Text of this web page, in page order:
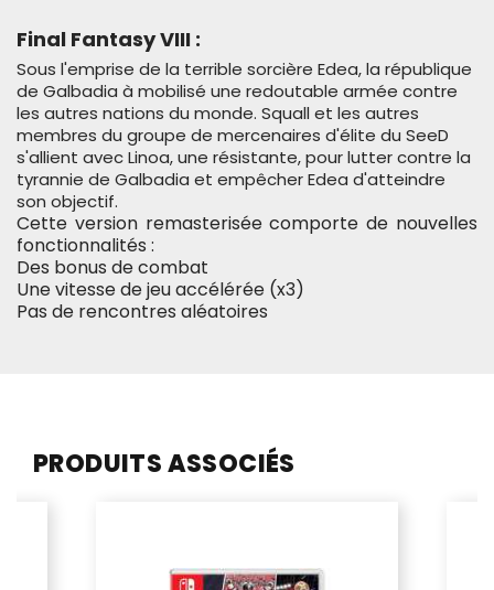
Final Fantasy VIII :
Sous l'emprise de la terrible sorcière Edea, la république
de Galbadia à mobilisé une redoutable armée contre
les autres nations du monde. Squall et les autres
membres du groupe de mercenaires d'élite du SeeD
s'allient avec Linoa, une résistante, pour lutter contre la
tyrannie de Galbadia et empêcher Edea d'atteindre
son objectif.
Cette version remasterisée comporte de nouvelles
fonctionnalités :
Des bonus de combat
Une vitesse de jeu accélérée (x3)
Pas de rencontres aléatoires
PRODUITS ASSOCIÉS